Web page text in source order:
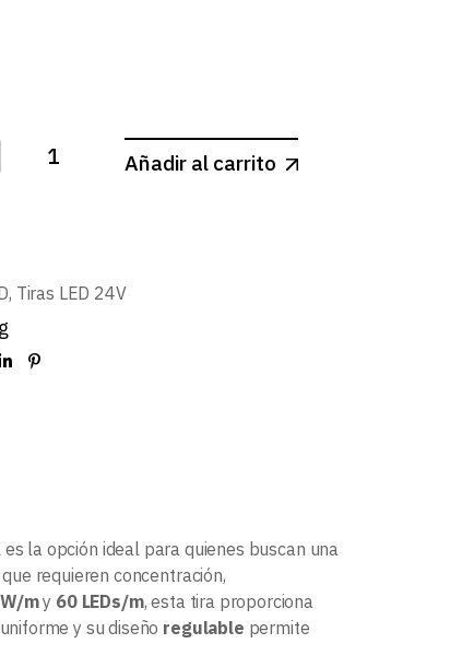
PRO 14,4W/m 60LED/m SMD5050 IP65 RGB-
Añadir al carrito
, Tiras LED 24V
es la opción ideal para quienes buscan una
requieren concentración,
my 60 LEDs/m, esta tira proporciona
y su diseño regulable permite